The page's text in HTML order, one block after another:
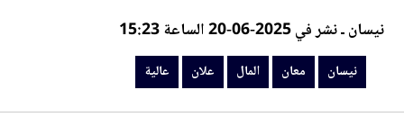
نيسان ـ نشر في 2025-06-20 الساعة 15:23
نيسان معان المال علان عالية